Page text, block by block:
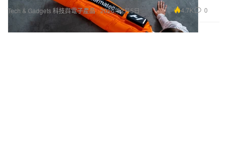
Tech & Gadgets 科技與電子產品 2026年2月5日 4.7K 0